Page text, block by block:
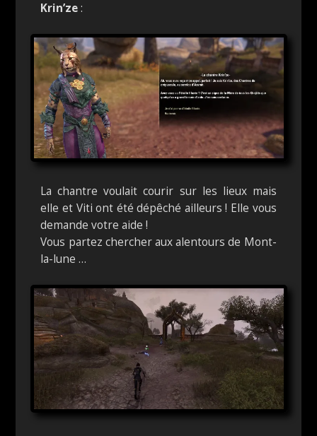
Krin’ze:
La chantre voulait courir sur les lieux mais
elle et Viti ont été dépêché ailleurs ! Elle vous
demande votre aide !
Vous partez chercher aux alentours de Mont-
la-lune …